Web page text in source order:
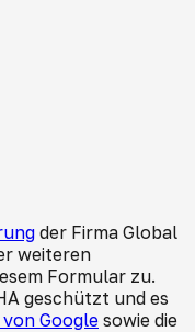
der Firma Global
weiteren
Formular zu.
geschützt und es
Google sowie die